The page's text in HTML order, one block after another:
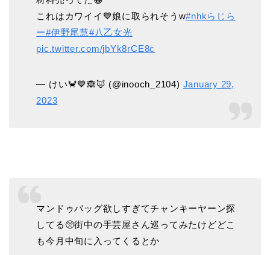
これはカワイイ💙娘に取られそうw#nhkらじら
ー#伊野尾慧#八乙女光
pic.twitter.com/jbYk8rCE8c
— けい🦀💙🙈🦊 (@inooch_2104) January 29,
2023
マンドゥバッグ欲しすぎてチャンキーヤーン探
してる🥺街中の手芸屋さん巡ってみたけどどこ
も今月中旬に入ってくるとか